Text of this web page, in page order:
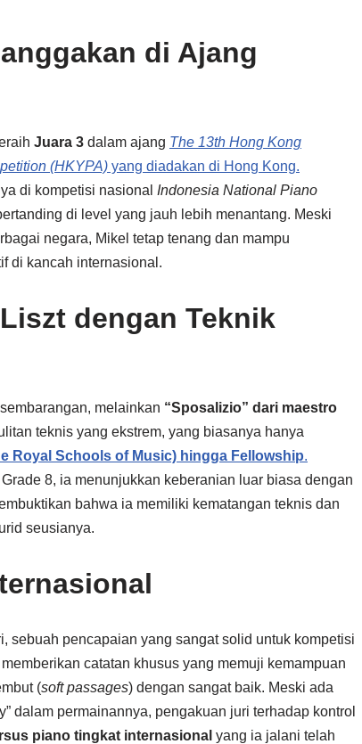
di Ajang
Juara 3 dalam ajang The 13th Hong Kong
(HKYPA) yang diadakan di Hong Kong.
di kompetisi nasional Indonesia National Piano
di level yang jauh lebih menantang. Meski
negara, Mikel tetap tenang dan mampu
di kancah internasional.
dengan Teknik
melainkan “Sposalizio” dari maestro
teknis yang ekstrem, yang biasanya hanya
Royal Schools of Music) hingga Fellowship.
8, ia menunjukkan keberanian luar biasa dengan
bahwa ia memiliki kematangan teknis dan
seusianya.
sebuah pencapaian yang sangat solid untuk kompetisi
memberikan catatan khusus yang memuji kemampuan
(soft passages) dengan sangat baik. Meski ada
dalam permainannya, pengakuan juri terhadap kontrol
piano tingkat internasional yang ia jalani telah